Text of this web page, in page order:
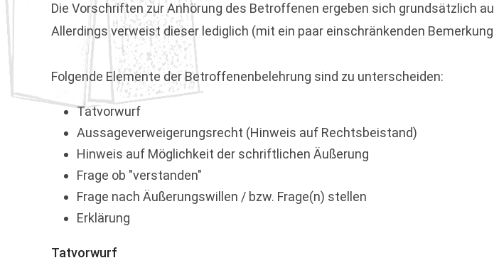
Die Vorschriften zur Anhörung des Betroffenen ergeben sich grundsätzlich
Allerdings verweist dieser lediglich (mit ein paar einschränkenden
Folgende Elemente der Betroffenenbelehrung sind zu unterscheiden:
Tatvorwurf
Aussageverweigerungsrecht (Hinweis auf Rechtsbeistand)
Hinweis auf Möglichkeit der schriftlichen Äußerung
Frage ob "verstanden"
Frage nach Äußerungswillen / bzw. Frage(n) stellen
Erklärung
Tatvorwurf